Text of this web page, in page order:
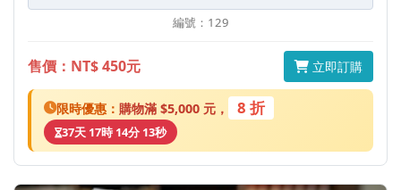
編號：129
售價：NT$ 450元 立即訂購
限時優惠： 購物滿 $5,000 元， 8 折
37天 17時 14分 13秒